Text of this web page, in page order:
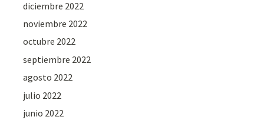
diciembre 2022
noviembre 2022
octubre 2022
septiembre 2022
agosto 2022
julio 2022
junio 2022